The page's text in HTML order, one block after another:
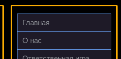
Главная
О нас